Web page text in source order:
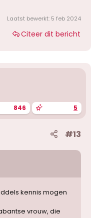
Laatst bewerkt: 5 feb 2024
Citeer dit bericht
846 5
#13
kennis mogen
vrouw, die